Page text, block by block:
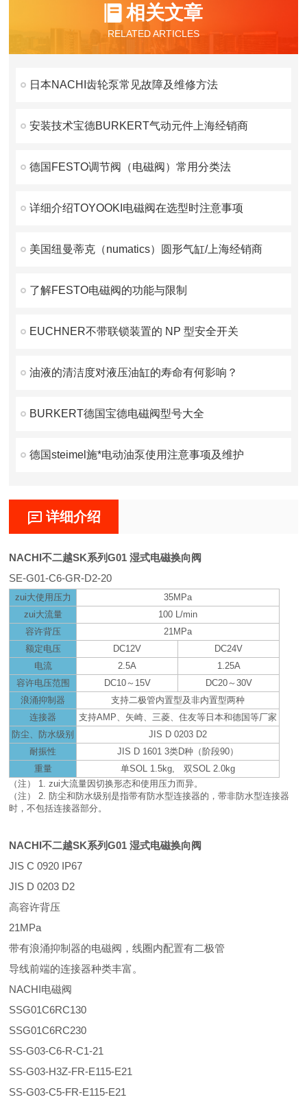
相关文章
RELATED ARTICLES
日本NACHI齿轮泵常见故障及维修方法
安装技术宝德BURKERT气动元件上海经销商
德国FESTO调节阀（电磁阀）常用分类法
详细介绍TOYOOKI电磁阀在选型时注意事项
美国纽曼蒂克（numatics）圆形气缸/上海经销商
了解FESTO电磁阀的功能与限制
EUCHNER不带联锁装置的 NP 型安全开关
油液的清洁度对液压油缸的寿命有何影响？
BURKERT德国宝德电磁阀型号大全
德国steimel施*电动油泵使用注意事项及维护
详细介绍
NACHI不二越SK系列G01 湿式电磁换向阀
SE-G01-C6-GR-D2-20
zui大使用压力
35MPa
zui大流量
100 L/min
容许背压
21MPa
额定电压
DC12V
DC24V
电流
2.5A
1.25A
容许电压范围
DC10～15V DC20～30V
浪涌抑制器
支持二极管内置型及非内置型两种
连接器
支持AMP、矢崎、三菱、住友等日本和德国等厂家
防尘、防水级别
JIS D 0203 D2
耐振性
JIS D 1601 3类D种（阶段90）
重量
单SOL 1.5kg, 双SOL 2.0kg
（注） 1. zui大流量因切换形态和使用压力而异。
（注） 2. 防尘和防水级别是指带有防水型连接器的，带非防水型连接器
时，不包括连接器部分。
NACHI不二越SK系列G01 湿式电磁换向阀
JIS C 0920 IP67
JIS D 0203 D2
高容许背压
21MPa
带有浪涌抑制器的电磁阀，线圈内配置有二极管
导线前端的连接器种类丰富。
NACHI电磁阀
SSG01C6RC130
SSG01C6RC230
SS-G03-C6-R-C1-21
SS-G03-H3Z-FR-E115-E21
SS-G03-C5-FR-E115-E21